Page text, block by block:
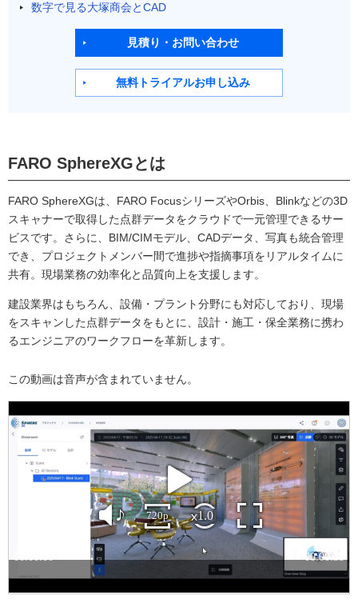
数字で見る大塚商会とCAD
見積り・お問い合わせ
無料トライアルお申し込み
FARO SphereXGとは
FARO SphereXGは、FARO FocusシリーズやOrbis、Blinkなどの3D
スキャナーで取得した点群データをクラウドで一元管理できるサー
ビスです。さらに、BIM/CIMモデル、CADデータ、写真も統合管理
でき、プロジェクトメンバー間で進捗や指摘事項をリアルタイムに
共有。現場業務の効率化と品質向上を支援します。
建設業界はもちろん、設備・プラント分野にも対応しており、現場
をスキャンした点群データをもとに、設計・施工・保全業務に携わ
るエンジニアのワークフローを革新します。
この動画は音声が含まれていません。